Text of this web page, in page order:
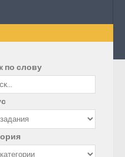
по слову